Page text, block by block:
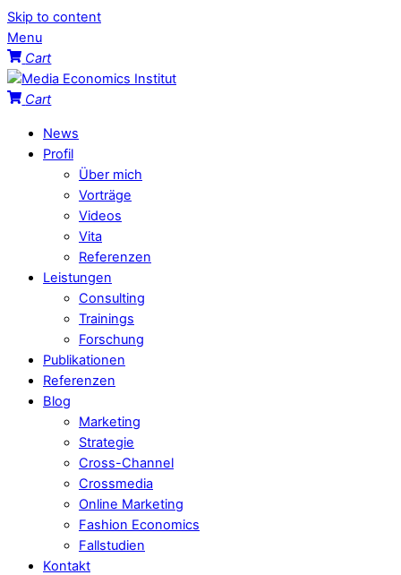
Skip to content
Menu
Cart
Cart
News
Profil
Über mich
Vorträge
Videos
Vita
Referenzen
Leistungen
Consulting
Trainings
Forschung
Publikationen
Referenzen
Blog
Marketing
Strategie
Cross-Channel
Crossmedia
Online Marketing
Fashion Economics
Fallstudien
Kontakt